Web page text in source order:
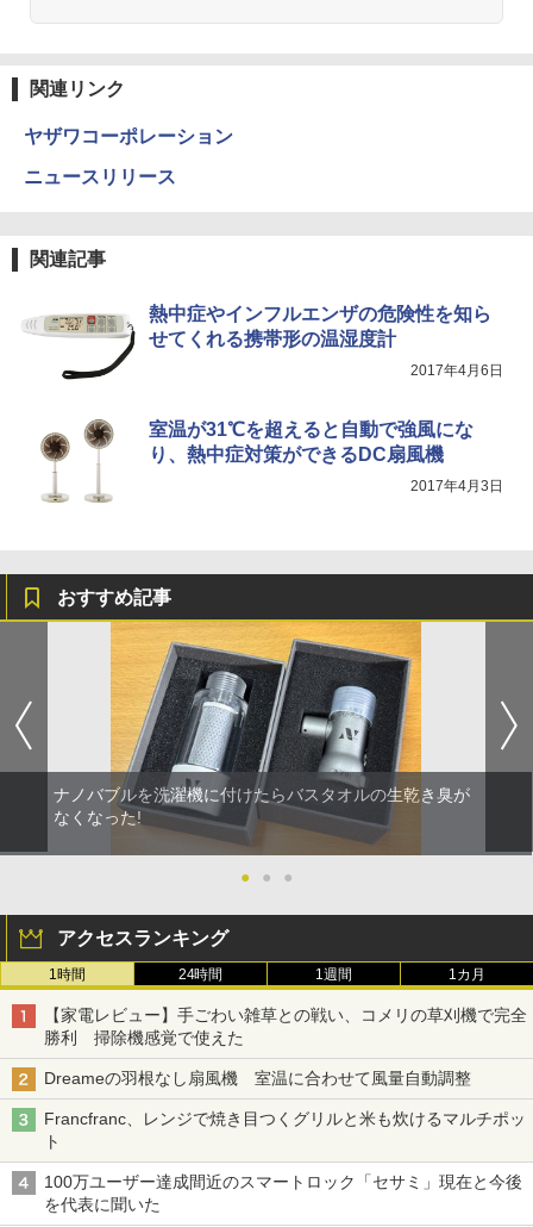
関連リンク
ヤザワコーポレーション
ニュースリリース
関連記事
熱中症やインフルエンザの危険性を知ら
せてくれる携帯形の温湿度計
2017年4月6日
室温が31℃を超えると自動で強風にな
り、熱中症対策ができるDC扇風機
2017年4月3日
おすすめ記事
ナノバブルを洗濯機に付けたらバスタオルの生乾き臭が
なくなった!
● ● ●
アクセスランキング
1時間 24時間 1週間 1カ月
【家電レビュー】手ごわい雑草との戦い、コメリの草刈機で完全
勝利 掃除機感覚で使えた
Dreameの羽根なし扇風機 室温に合わせて風量自動調整
Francfranc、レンジで焼き目つくグリルと米も炊けるマルチポッ
ト
100万ユーザー達成間近のスマートロック「セサミ」現在と今後
を代表に聞いた